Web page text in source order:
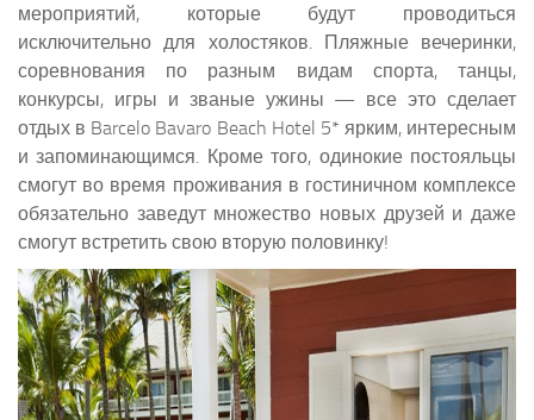
мероприятий, которые будут проводиться
исключительно для холостяков. Пляжные вечеринки,
соревнования по разным видам спорта, танцы,
конкурсы, игры и званые ужины — все это сделает
отдых в Barcelo Bavaro Beach Hotel 5* ярким, интересным
и запоминающимся. Кроме того, одинокие постояльцы
смогут во время проживания в гостиничном комплексе
обязательно заведут множество новых друзей и даже
смогут встретить свою вторую половинку!